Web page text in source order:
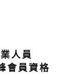
人員
會員資格